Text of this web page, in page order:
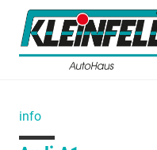
info